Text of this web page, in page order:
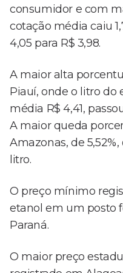
consumidor e com
cotação média caiu
4,05 para R$ 3,98.
A maior alta
Piauí, onde o litro do
média R$ 4,41,
A maior queda
Amazonas, de
litro.
O preço mínimo
etanol em um posto
Paraná.
O maior preço